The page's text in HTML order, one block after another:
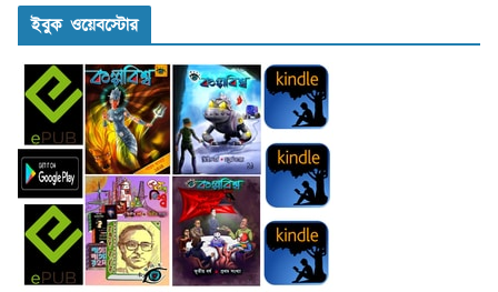
ইবুক ওয়েবস্টোর